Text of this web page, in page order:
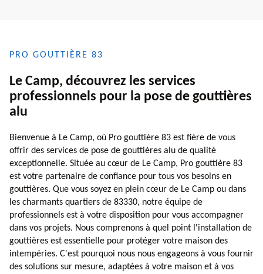
PRO GOUTTIÈRE 83
Le Camp, découvrez les services
professionnels pour la pose de gouttières
alu
Bienvenue à Le Camp, où Pro gouttière 83 est fière de vous
offrir des services de pose de gouttières alu de qualité
exceptionnelle. Située au cœur de Le Camp, Pro gouttière 83
est votre partenaire de confiance pour tous vos besoins en
gouttières. Que vous soyez en plein cœur de Le Camp ou dans
les charmants quartiers de 83330, notre équipe de
professionnels est à votre disposition pour vous accompagner
dans vos projets. Nous comprenons à quel point l'installation de
gouttières est essentielle pour protéger votre maison des
intempéries. C'est pourquoi nous nous engageons à vous fournir
des solutions sur mesure, adaptées à votre maison et à vos